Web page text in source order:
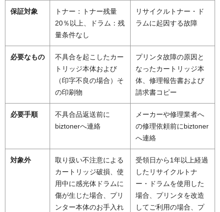
保証対象
トナー：トナー残量
20％以上、ドラム：残
量条件なし
リサイクルトナー・ド
ラムに起因する故障
必要なもの
不具合を起こしたカー
トリッジ本体および
（印字不良の場合）そ
の印刷物
プリンタ故障の原因と
なったカートリッジ本
体、修理報告書および
請求書コピー
必要手順
不具合品返送前に
biztonerへ連絡
メーカーや修理業者へ
の修理依頼前にbiztoner
へ連絡
対象外
取り扱い不注意による
カートリッジ破損、使
用中に感光体ドラムに
傷が生じた場合、プリ
ンター本体のお手入れ
受領日から1年以上経過
したリサイクルトナ
ー・ドラムを使用した
場合、プリンタを改造
してご利用の場合、プ